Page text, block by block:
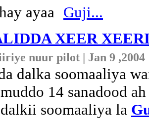
ayaa Guji...
XEER
nuur pilot | Jan 9 ,2004
dalka soomaaliya
14 sanadood
soomaaliya la